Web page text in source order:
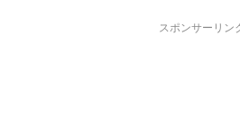
スポンサーリン